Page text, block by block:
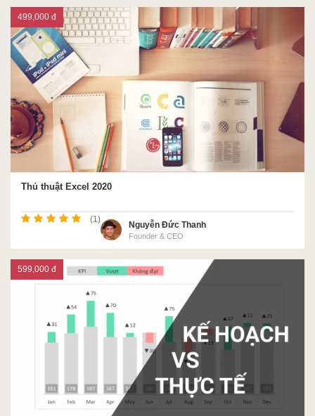
Thủ thuật Excel 2020
(1)
Nguyễn Đức Thanh
Founder & CEO
499,000 đ
599,000 đ